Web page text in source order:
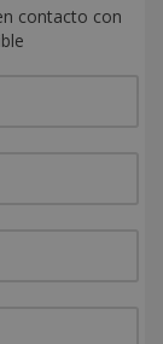
contacto con